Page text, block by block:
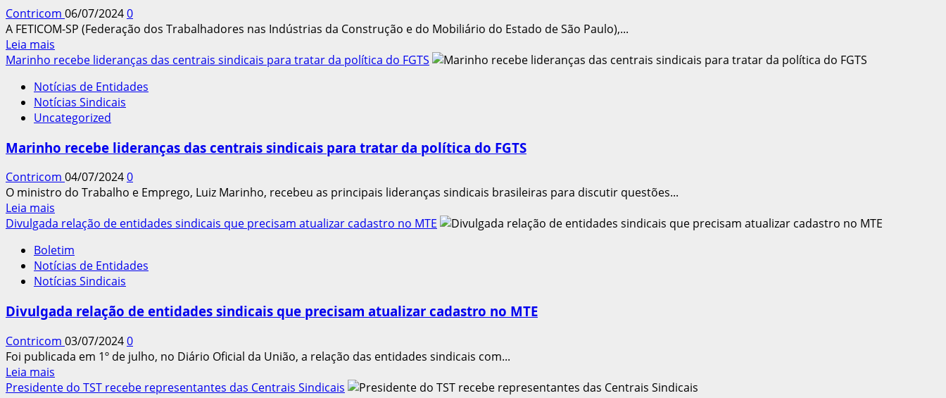
fatais
no
DF
Contricom 06/07/20240
A FETICOM-SP (Federação dos Trabalhadores nas Indústrias da Construção e do Mobiliário do Estado de São Paulo),...
Leia mais
mais
ENCONTRO
NACIONAL
DE
DEBATE
DE
INTERESSE
DOS
TRABALHADORES
DO
MOBILIÁRIO
Marinho recebe lideranças das centrais sindicais para tratar da política do FGTS
Notícias de Entidades
Notícias Sindicais
Uncategorized
Marinho recebe lideranças das centrais sindicais para tratar da política do FGTS
Contricom 04/07/20240
O ministro do Trabalho e Emprego, Luiz Marinho, recebeu as principais lideranças sindicais brasileiras para discutir questões...
Leia mais
mais
Marinho
recebe
lideranças
centrais
para
tratar
da
política
Divulgada relação de entidades sindicais que precisam atualizar cadastro no MTE
Boletim
Notícias de Entidades
Notícias Sindicais
Divulgada relação de entidades sindicais que precisam atualizar cadastro no MTE
Contricom 03/07/20240
Foi publicada em 1º de julho, no Diário Oficial da União, a relação das entidades sindicais com...
Leia mais
mais
Presidente do TST recebe representantes das Centrais Sindicais